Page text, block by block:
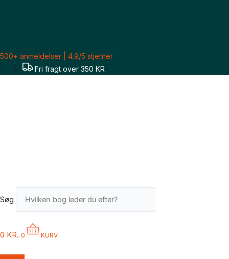
500+ anmeldelser | 4.9/5 stjerner
Fri fragt over 350 KR
Søg
0 KR. 0 KURV